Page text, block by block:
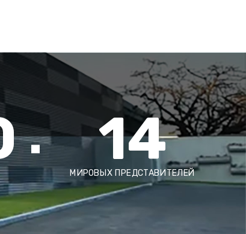
14
МИРОВЫХ ПРЕДСТАВИТЕЛЕЙ